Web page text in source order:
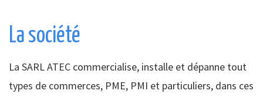
La société
La SARL ATEC commercialise, installe et dépanne tout
types de commerces, PME, PMI et particuliers, dans ces